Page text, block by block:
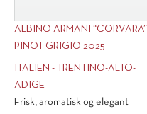
ALBINO ARMANI “CORVARA”
PINOT GRIGIO 2025
ITALIEN - TRENTINO-ALTO-
ADIGE
Frisk, aromatisk og elegant